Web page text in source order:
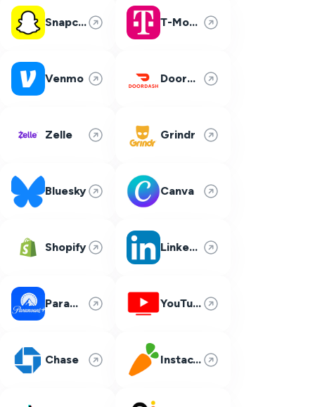
Snapchat T-Mobile
Venmo DoorDash
Zelle Grindr
Bluesky Canva
Shopify LinkedIn
Paramount Plus YouTube TV
Chase Instacart